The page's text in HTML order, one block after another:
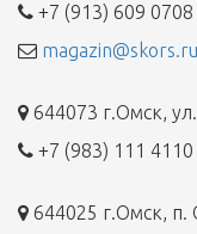
+7 (913) 609 0708
magazin@skors.ru
644073 г.Омск,
+7 (983) 111 4110
644025 г.Омск, п.